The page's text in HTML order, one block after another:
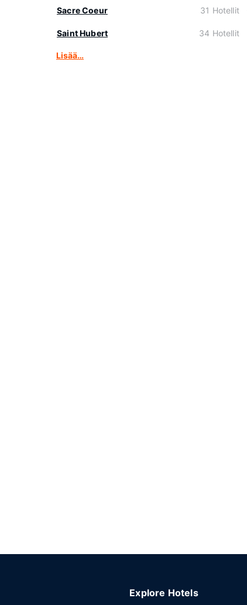
Sacre Coeur 31 Hotellit
Saint Hubert 34 Hotellit
Lisää…
Explore Hotels